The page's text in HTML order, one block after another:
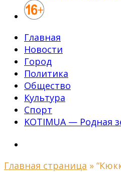
Главная
Новости
Город
Политика
Общество
Культура
Спорт
KOTIMUA — Родная
Главная страница »